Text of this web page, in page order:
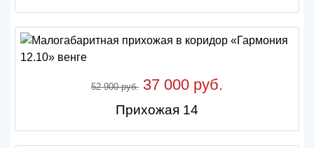
52 900 руб. 37 000 руб.
Прихожая 14